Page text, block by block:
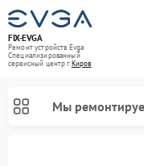
FIX-EVGA
Ремонт устройств Evga
Специализированный
cервисный центр г.Киров
Мы